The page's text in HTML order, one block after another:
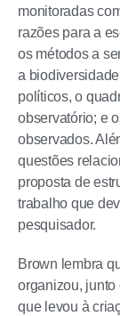
monitoradas
razões para a
os métodos a
a
políticos, o
observatório; e
observados.
questões
proposta de
trabalho que
pesquisador.
Brown lembra
organizou, junto
que levou à